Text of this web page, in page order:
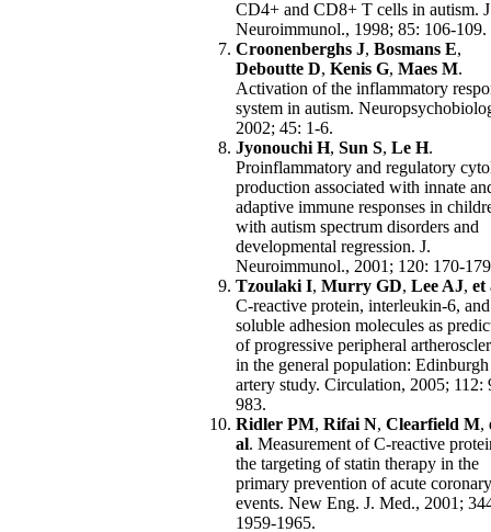
CD4+ and CD8+ T cells in autism.
Neuroimmunol., 1998; 85: 106-109.
Croonenberghs J, Bosmans E,
Deboutte D, Kenis G, Maes M.
Activation of the inflammatory
system in autism.
2002; 45: 1-6.
Jyonouchi H, Sun S, Le H.
Proinflammatory and regulatory
production associated with innate
adaptive immune responses in
with autism spectrum disorders and
developmental regression. J.
Neuroimmunol., 2001; 120: 170-
Tzoulaki I, Murry GD, Lee AJ, et
C-reactive protein, interleukin-6, and
soluble adhesion molecules as
of progressive peripheral
in the general population: Edinburgh
artery study. Circulation, 2005; 112:
983.
Ridler PM, Rifai N, Clearfield M,
al. Measurement of C-reactive
the targeting of statin therapy in the
primary prevention of acute coronary
events. New Eng. J. Med., 2001;
1959-1965.